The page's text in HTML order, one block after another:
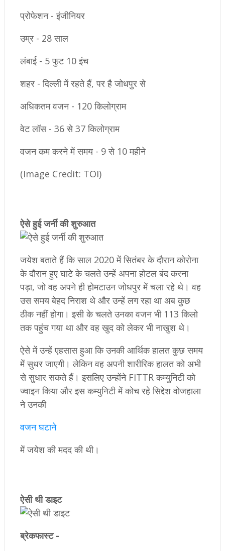
प्रोफेशन - इंजीनियर
उम्र - 28 साल
लंबाई - 5 फुट 10 इंच
शहर - दिल्ली में रहते हैं, पर है जोधपुर से
अधिकतम वजन - 120 किलोग्राम
वेट लॉस - 36 से 37 किलोग्राम
वजन कम करने में समय - 9 से 10 महीने
(Image Credit: TOI)
​ऐसे हुई जर्नी की शुरुआत
जयेश बताते हैं कि साल 2020 में सितंबर के दौरान कोरोना
के दौरान हुए घाटे के चलते उन्हें अपना होटल बंद करना
पड़ा, जो वह अपने ही होमटाउन जोधपुर में चला रहे थे। वह
उस समय बेहद निराश थे और उन्हें लग रहा था अब कुछ
ठीक नहीं होगा। इसी के चलते उनका वजन भी 113 किलो
तक पहुंच गया था और वह खुद को लेकर भी नाखुश थे।
ऐसे में उन्हें एहसास हुआ कि उनकी आर्थिक हालत कुछ समय
में सुधर जाएगी। लेकिन वह अपनी शारीरिक हालत को अभी
से सुधार सकते हैं। इसलिए उन्होंने FITTR कम्युनिटी को
ज्वाइन किया और इस कम्युनिटी में कोच रहे सिद्देश वोजहाला
ने उनकी
वजन घटाने
में जयेश की मदद की थी।
​ऐसी थी डाइट
ब्रेकफास्ट -